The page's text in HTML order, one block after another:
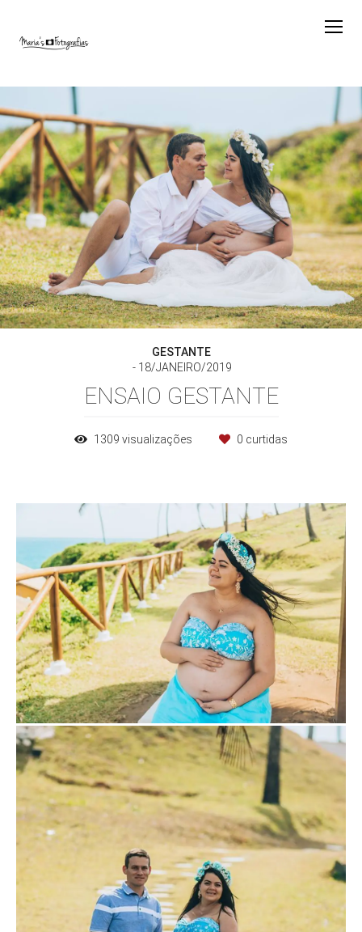
GESTANTE
18/JANEIRO/2019
ENSAIO GESTANTE
1309 visualizações 0 curtidas